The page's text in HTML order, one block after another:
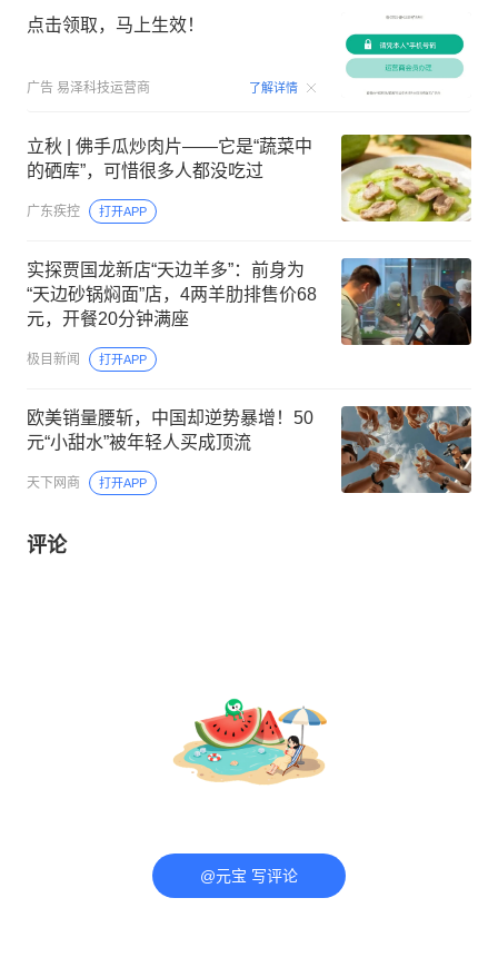
点击领取，马上生效！
广告 易泽科技运营商 了解详情
立秋 | 佛手瓜炒肉片——它是“蔬菜中
的硒库”，可惜很多人都没吃过
广东疾控 打开APP
实探贾国龙新店“天边羊多”：前身为
“天边砂锅焖面”店，4两羊肋排售价68
元，开餐20分钟满座
极目新闻 打开APP
欧美销量腰斩，中国却逆势暴增！50
元“小甜水”被年轻人买成顶流
天下网商 打开APP
评论
@元宝 写评论